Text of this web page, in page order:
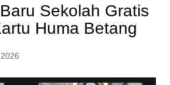
Sekolah Gratis
Huma Betang